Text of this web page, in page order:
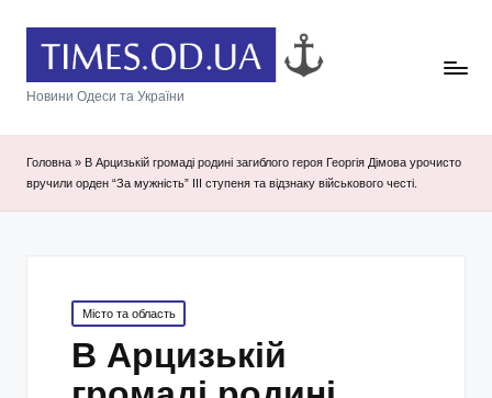
Новини Одеси та України
Головна » В Арцизькій громаді родині загиблого героя Георгія Дімова урочисто
вручили орден “За мужність” III ступеня та відзнаку військового честі.
Posted
in
Місто та область
В Арцизькій